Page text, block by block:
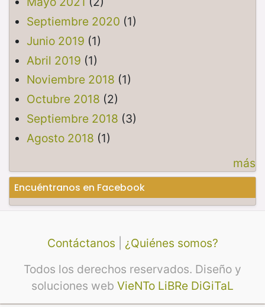
Septiembre 2020 (1)
Junio 2019 (1)
Abril 2019 (1)
Noviembre 2018 (1)
Octubre 2018 (2)
Septiembre 2018 (3)
Agosto 2018 (1)
más
Encuéntranos en Facebook
Contáctanos
¿Quiénes somos?
Todos los derechos reservados. Diseño y
soluciones web VieNTo LiBRe DiGiTaL